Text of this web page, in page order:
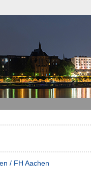
/ FH Aachen